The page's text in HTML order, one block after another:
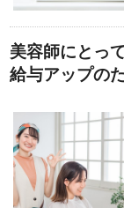
美容師にとっ
給与アップの